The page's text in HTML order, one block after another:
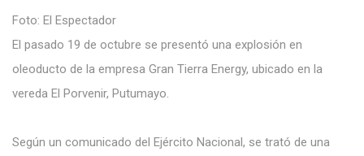
Foto: El Espectador
El pasado 19 de octubre se presentó una explosión en
oleoducto de la empresa Gran Tierra Energy, ubicado en la
vereda El Porvenir, Putumayo.
Según un comunicado del Ejército Nacional, se trató de una